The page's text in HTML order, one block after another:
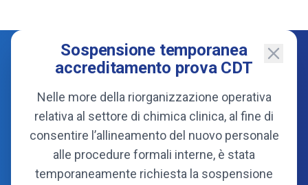
Sospensione temporanea
accreditamento prova CDT
Nelle more della riorganizzazione operativa
relativa al settore di chimica clinica, al fine di
consentire l’allineamento del nuovo personale
alle procedure formali interne, è stata
temporaneamente richiesta la sospensione